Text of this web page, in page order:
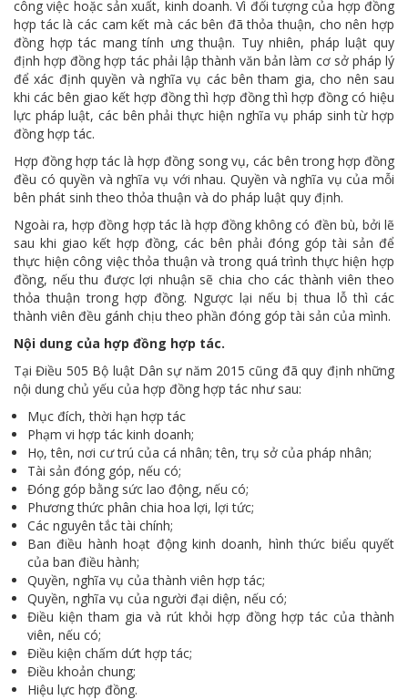
công việc hoặc sản xuất, kinh doanh. Vì đối tượng của hợp đồng
hợp tác là các cam kết mà các bên đã thỏa thuận, cho nên hợp
đồng hợp tác mang tính ưng thuận. Tuy nhiên, pháp luật quy
định hợp đồng hợp tác phải lập thành văn bản làm cơ sở pháp lý
để xác định quyền và nghĩa vụ các bên tham gia, cho nên sau
khi các bên giao kết hợp đồng thì hợp đồng thì hợp đồng có hiệu
lực pháp luật, các bên phải thực hiện nghĩa vụ pháp sinh từ hợp
đồng hợp tác.
Hợp đồng hợp tác là hợp đồng song vụ, các bên trong hợp đồng
đều có quyền và nghĩa vụ với nhau. Quyền và nghĩa vụ của mỗi
bên phát sinh theo thỏa thuận và do pháp luật quy định.
Ngoài ra, hợp đồng hợp tác là hợp đồng không có đền bù, bởi lẽ
sau khi giao kết hợp đồng, các bên phải đóng góp tài sản để
thực hiện công việc thỏa thuận và trong quá trình thực hiện hợp
đồng, nếu thu được lợi nhuận sẽ chia cho các thành viên theo
thỏa thuận trong hợp đồng. Ngược lại nếu bị thua lỗ thì các
thành viên đều gánh chịu theo phần đóng góp tài sản của mình.
Nội dung của hợp đồng hợp tác.
Tại Điều 505 Bộ luật Dân sự năm 2015 cũng đã quy định những
nội dung chủ yếu của hợp đồng hợp tác như sau:
Mục đích, thời hạn hợp tác
Phạm vi hợp tác kinh doanh;
Họ, tên, nơi cư trú của cá nhân; tên, trụ sở của pháp nhân;
Tài sản đóng góp, nếu có;
Đóng góp bằng sức lao động, nếu có;
Phương thức phân chia hoa lợi, lợi tức;
Các nguyên tắc tài chính;
Ban điều hành hoạt động kinh doanh, hình thức biểu quyết
của ban điều hành;
Quyền, nghĩa vụ của thành viên hợp tác;
Quyền, nghĩa vụ của người đại diện, nếu có;
Điều kiện tham gia và rút khỏi hợp đồng hợp tác của thành
viên, nếu có;
Điều kiện chấm dứt hợp tác;
Điều khoản chung;
Hiệu lực hợp đồng.